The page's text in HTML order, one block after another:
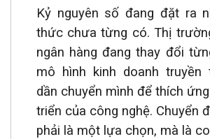
Kỷ nguyên số đang đặt ra
thức chưa từng có. Thị
ngân hàng đang thay đổi
mô hình kinh doanh truyền
dần chuyển mình để thích
triển của công nghệ. Chuyển
phải là một lựa chọn, mà là